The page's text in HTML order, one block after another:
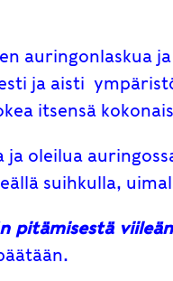
auringonlaskua
ja aisti
itsensä
oleilua
suihkulla,
pitämisestä